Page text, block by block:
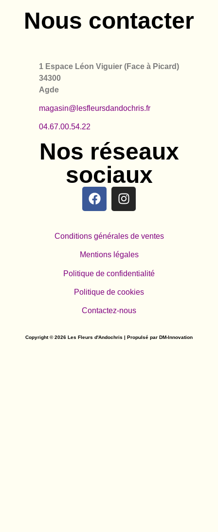
Nous contacter
1 Espace Léon Viguier (Face à Picard)
34300
Agde
magasin@lesfleursdandochris.fr
04.67.00.54.22
Nos réseaux
sociaux
Conditions générales de ventes
Mentions légales
Politique de confidentialité
Politique de cookies
Contactez-nous
Copyright © 2026 Les Fleurs d'Andochris | Propulsé par DM-Innovation